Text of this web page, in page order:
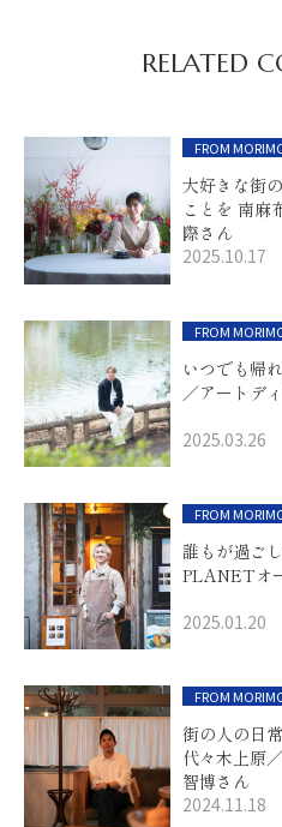
RELATED
FROM
大好きな街
ことを 南麻
際さん
2025.10.17
FROM
いつでも帰
／アートデ
2025.03.26
FROM
誰もが過ご
PLANETオ
2025.01.20
FROM
街の人の日
代々木上原
智博さん
2024.11.18